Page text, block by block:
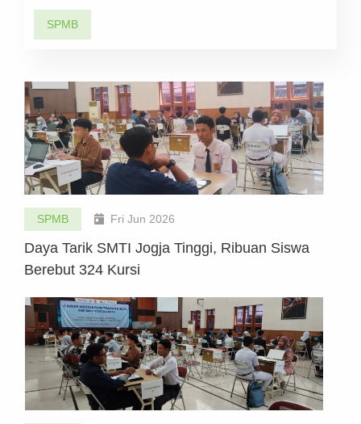
SPMB Fri Jun 2026
Daya Tarik SMTI Jogja Tinggi, Ribuan Siswa
Berebut 324 Kursi
SPMB